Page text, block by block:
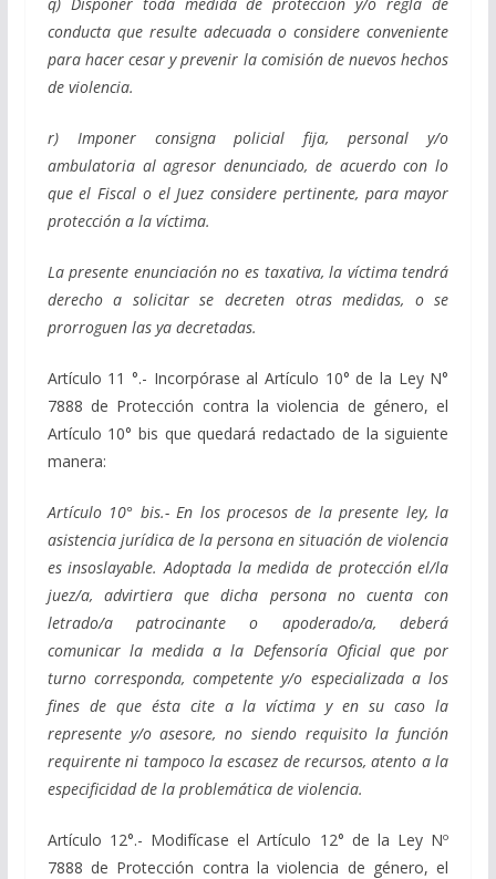
conducta que resulte adecuada o considere conveniente
para hacer cesar y prevenir la comisión de nuevos hechos
de violencia.
r) Imponer consigna policial fija, personal y/o
ambulatoria al agresor denunciado, de acuerdo con lo
que el Fiscal o el Juez considere pertinente, para mayor
protección a la víctima.
La presente enunciación no es taxativa, la víctima tendrá
derecho a solicitar se decreten otras medidas, o se
prorroguen las ya decretadas.
Artículo 11 °.- Incorpórase al Artículo 10° de la Ley N°
7888 de Protección contra la violencia de género, el
Artículo 10° bis que quedará redactado de la siguiente
manera:
Artículo 10° bis.- En los procesos de la presente ley, la
asistencia jurídica de la persona en situación de violencia
es insoslayable. Adoptada la medida de protección el/la
juez/a, advirtiera que dicha persona no cuenta con
letrado/a patrocinante o apoderado/a, deberá
comunicar la medida a la Defensoría Oficial que por
turno corresponda, competente y/o especializada a los
fines de que ésta cite a la víctima y en su caso la
represente y/o asesore, no siendo requisito la función
requirente ni tampoco la escasez de recursos, atento a la
especificidad de la problemática de violencia.
Artículo 12°.- Modifícase el Artículo 12° de la Ley Nº
7888 de Protección contra la violencia de género, el